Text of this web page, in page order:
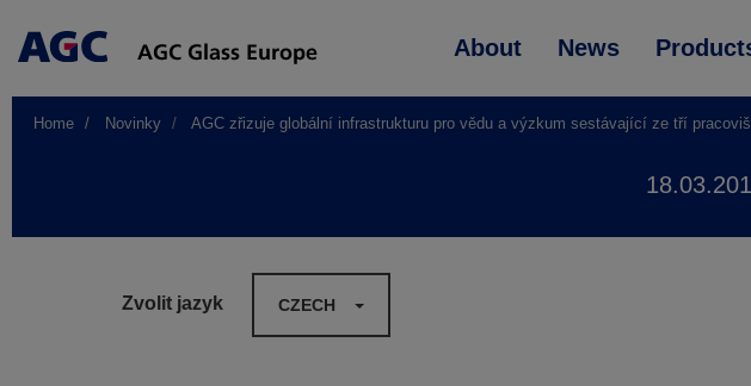
Main
About News
Home Novinky AGC zřizuje globální infrastrukturu pro vědu a výzkum sestávající ze tří
Zvolit jazyk CZECH